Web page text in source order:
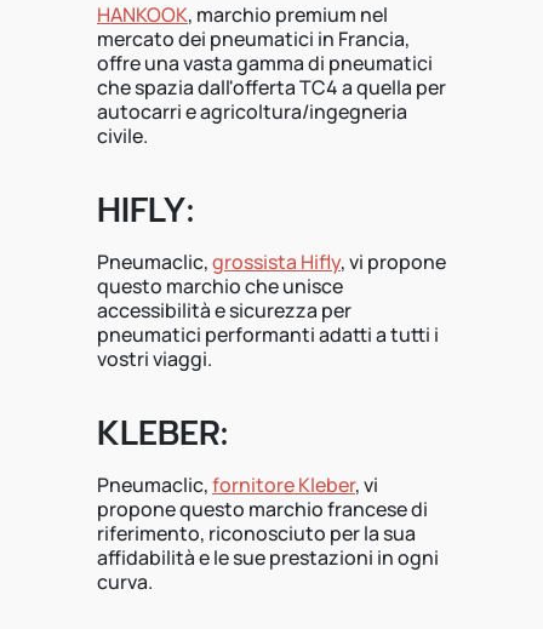
HANKOOK, marchio premium nel
mercato dei pneumatici in Francia,
offre una vasta gamma di pneumatici
che spazia dall'offerta TC4 a quella per
autocarri e agricoltura/ingegneria
civile.
HIFLY:
Pneumaclic,grossista Hifly, vi propone
questo marchio che unisce
accessibilità e sicurezza per
pneumatici performanti adatti a tutti i
vostri viaggi.
KLEBER:
Pneumaclic,fornitore Kleber, vi
propone questo marchio francese di
riferimento, riconosciuto per la sua
affidabilità e le sue prestazioni in ogni
curva.